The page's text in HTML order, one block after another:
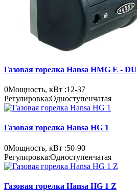
Газовая горелка Hansa HMG E - DU
0Мощность, кВт :12-37
Регулировка:Одноступенчатая
Газовая горелка Hansa HG 1
0Мощность, кВт :50-90
Регулировка:Одноступенчатая
Газовая горелка Hansa HG 1 Z